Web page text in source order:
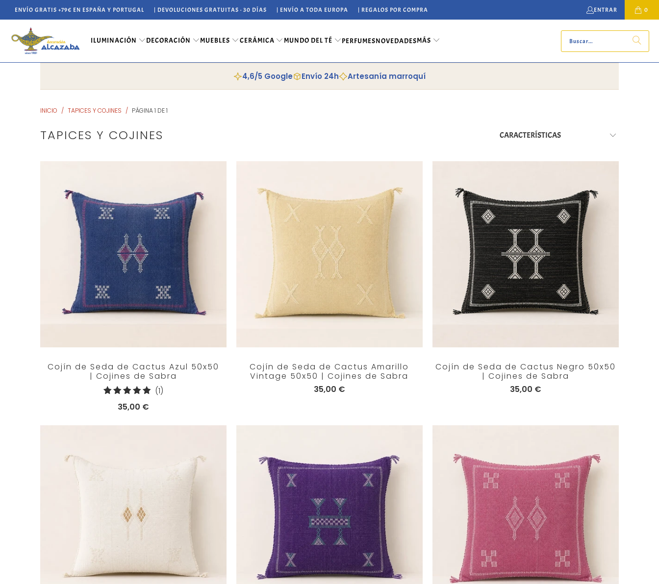
ENVÍO GRATIS +79€ EN ESPAÑA Y PORTUGAL | DEVOLUCIONES GRATUITAS · 30 DÍAS | ENVÍO A TODA EUROPA | REGALOS POR COMPRA ENTRAR 0
ILUMINACIÓN DECORACIÓN MUEBLES CERÁMICA MUNDO DEL TÉ PERFUMESNOVEDADESMÁS
4,6/5 Google Envío 24h Artesanía marroquí
INICIO / TAPICES Y COJINES / PÁGINA 1 DE 1
TAPICES Y COJINES
Cojín de Seda de Cactus Azul 50x50
| Cojines de Sabra
(1)1
35,00 €
Cojín de Seda de Cactus Amarillo
Vintage 50x50 | Cojines de Sabra
35,00 €
Cojín de Seda de Cactus Negro 50x50
| Cojines de Sabra
35,00 €